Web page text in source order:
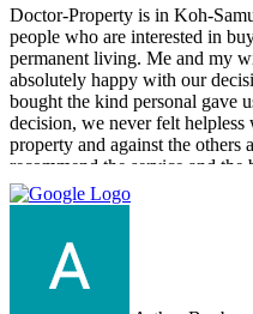
Doctor-Property is in Koh-
people who are interested in
permanent living. Me and my
absolutely happy with our
bought the kind personal gave
decision, we never felt
property and against the
recommend the service and the